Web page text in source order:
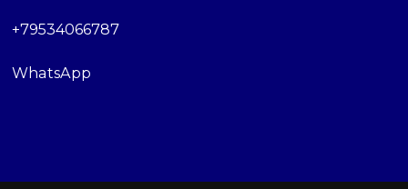
+79534066787
WhatsApp